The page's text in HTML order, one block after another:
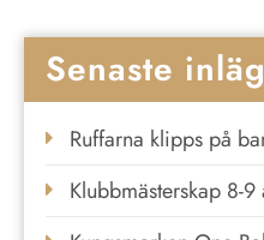
Senaste
Ruffarna klipps på
Klubbmästerskap 8-9